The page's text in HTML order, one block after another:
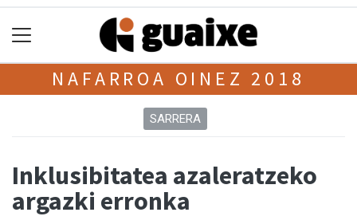
NAFARROA OINEZ 2018
SARRERA
Inklusibitatea azaleratzeko
argazki erronka